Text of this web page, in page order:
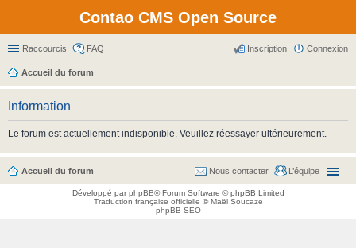
Contao CMS Open Source
Raccourcis FAQ Connexion
Inscription
Accueil du forum
Information
Le forum est actuellement indisponible. Veuillez réessayer ultérieurement.
Accueil du forum L’équipe
Nous contacter
Développé parphpBB® Forum Software © phpBB Limited
Traduction française officielle ©Maël Soucaze
phpBB SEO